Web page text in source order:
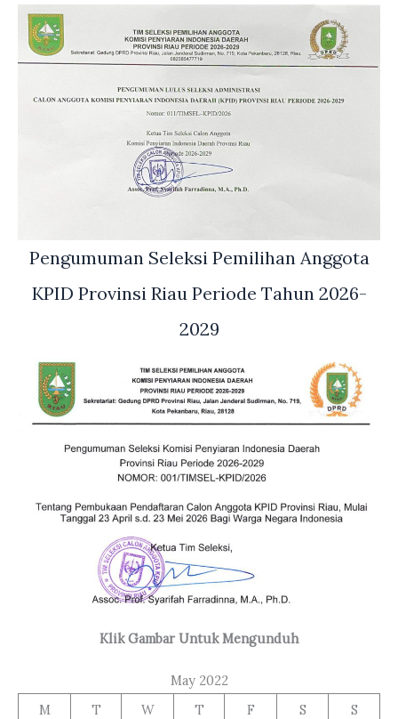
Pengumuman Seleksi Pemilihan Anggota
KPID Provinsi Riau Periode Tahun 2026-
2029
Klik Gambar Untuk Mengunduh
May 2022
M
T W T F S
S